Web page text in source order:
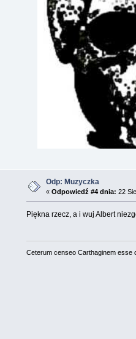
Odp: Muzyczka
« Odpowiedź #4 dnia: 22
Piękna rzecz, a i wuj Albert
Ceterum censeo Carthaginem esse